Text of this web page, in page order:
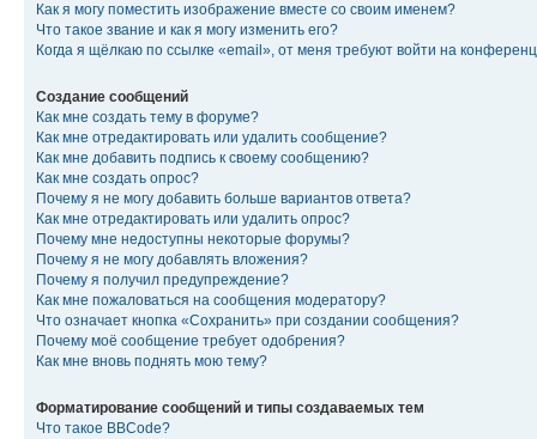
Как я могу поместить изображение вместе со своим именем?
Что такое звание и как я могу изменить его?
Когда я щёлкаю по ссылке «email», от меня требуют войти на
Создание сообщений
Как мне создать тему в форуме?
Как мне отредактировать или удалить сообщение?
Как мне добавить подпись к своему сообщению?
Как мне создать опрос?
Почему я не могу добавить больше вариантов ответа?
Как мне отредактировать или удалить опрос?
Почему мне недоступны некоторые форумы?
Почему я не могу добавлять вложения?
Почему я получил предупреждение?
Как мне пожаловаться на сообщения модератору?
Что означает кнопка «Сохранить» при создании сообщения?
Почему моё сообщение требует одобрения?
Как мне вновь поднять мою тему?
Форматирование сообщений и типы создаваемых тем
Что такое BBCode?